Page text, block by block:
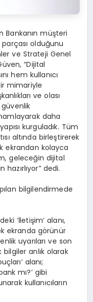
Bankanın müşteri
parçası olduğunu
ve Strateji Genel
“Dijital
hem kullanıcı
mimariyle
ve olası
daha
kurguladık. Tüm
altında birleştirerek
ekrandan kolayca
geleceğin dijital
hazırlıyor” dedi.
bilgilendirmede
‘İletişim’ alanı,
ekranda görünür
uyarıları ve son
bilgiler anlık olarak
alanı;
mı?’ gibi
kullanıcıların